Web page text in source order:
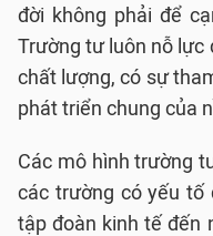
đời không phải để
Trường tư luôn nỗ lực
chất lượng, có sự
phát triển chung của
Các mô hình trường
các trường có yếu tố
tập đoàn kinh tế đến